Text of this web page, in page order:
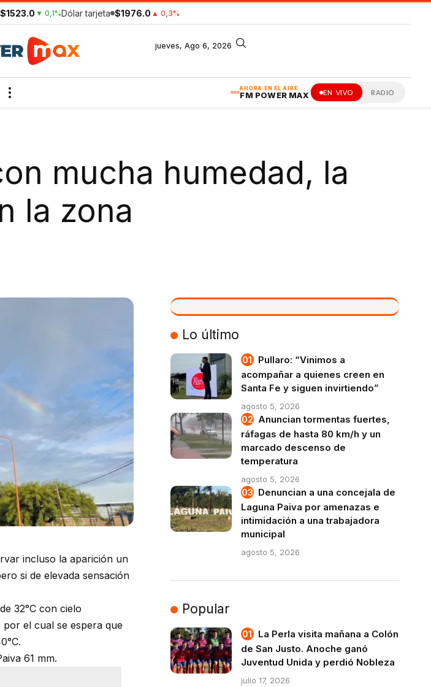
$1523.0 ▼ 0,1%Dólar tarjeta $1976.0 ▲ 0,3%
jueves, Ago 6, 2026
AHORA EN EL AIRE
FM POWER MAX EN VIVO RADIO
mucha humedad, la
la zona
incluso la aparición un
si de elevada sensación
32°C con cielo
por el cual se espera que
61 mm.
VIVO
Lo último
Pullaro: “Vinimos a
acompañar a quienes creen en
Santa Fe y siguen invirtiendo”
agosto 5, 2026
Anuncian tormentas fuertes,
ráfagas de hasta 80 km/h y un
marcado descenso de
temperatura
agosto 5, 2026
Denuncian a una concejala de
Laguna Paiva por amenazas e
intimidación a una trabajadora
municipal
agosto 5, 2026
Popular
La Perla visita mañana a Colón
de San Justo. Anoche ganó
Juventud Unida y perdió Nobleza
julio 17, 2026